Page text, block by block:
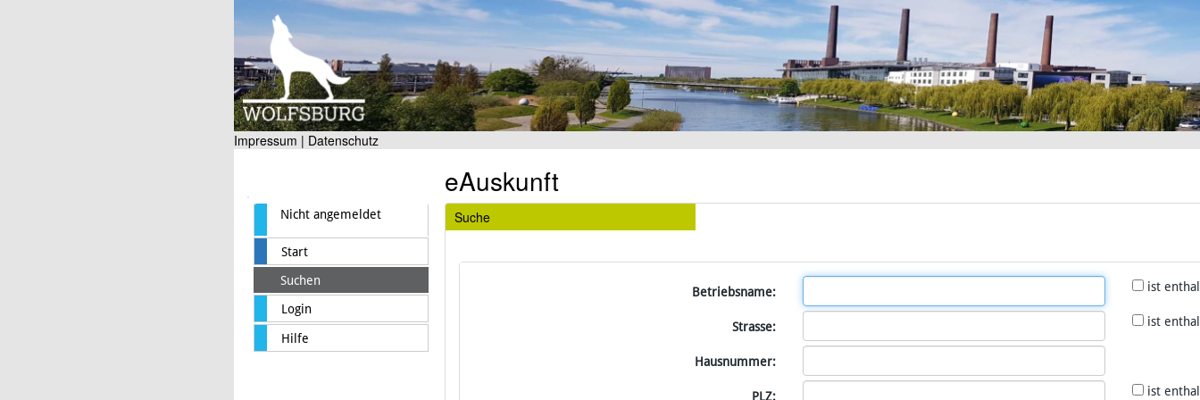
Impressum | Datenschutz
Nicht angemeldet
Start
Suchen
Login
Hilfe
eAuskunft
Suche
Betriebsname: ist
Strasse: ist
Hausnummer:
PLZ: ist